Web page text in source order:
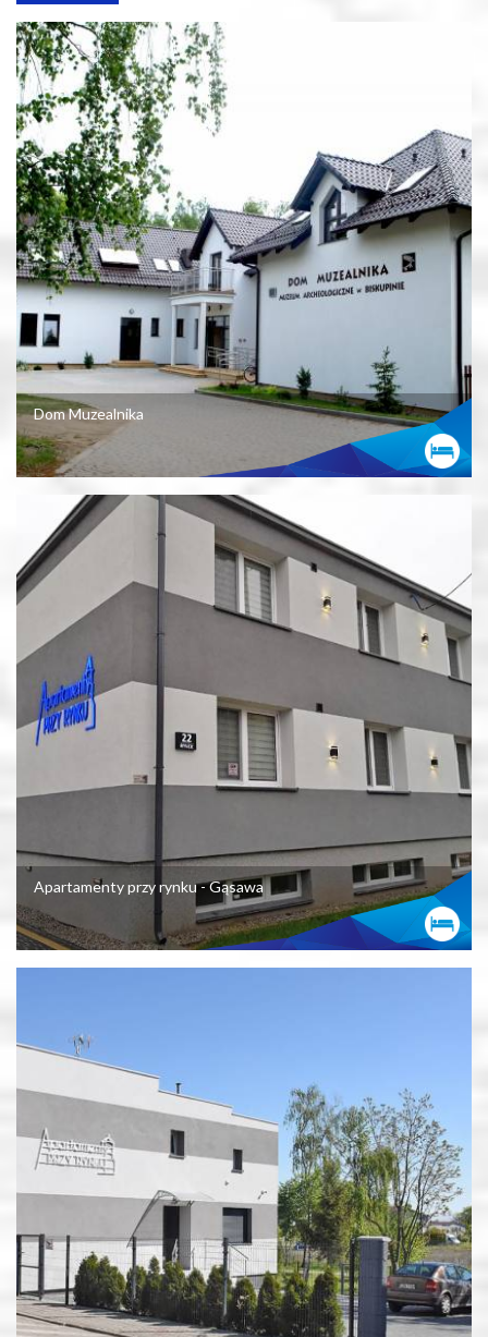
Dom Muzealnika
Apartamenty przy rynku - Gąsawa